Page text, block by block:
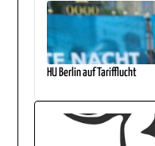
HU Berlin auf Tarifflucht